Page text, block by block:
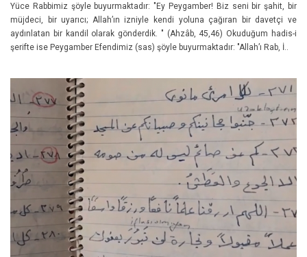
Yüce Rabbimiz şöyle buyurmaktadır: "Ey Peygamber! Biz seni bir şahit, bir
müjdeci, bir uyarıcı; Allah’ın izniyle kendi yoluna çağıran bir davetçi ve
aydınlatan bir kandil olarak gönderdik. " (Ahzâb, 45,46) Okuduğum hadis-i
şerifte ise Peygamber Efendimiz (sas) şöyle buyurmaktadır: "Allah’ı Rab, İ..